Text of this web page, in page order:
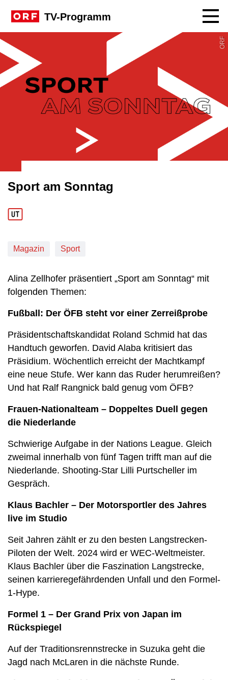
TV-Programm
ORF
Sport am Sonntag
Magazin Sport
Alina Zellhofer präsentiert „Sport am Sonntag“ mit
folgenden Themen:
Fußball: Der ÖFB steht vor einer Zerreißprobe
Präsidentschaftskandidat Roland Schmid hat das
Handtuch geworfen. David Alaba kritisiert das
Präsidium. Wöchentlich erreicht der Machtkampf
eine neue Stufe. Wer kann das Ruder herumreißen?
Und hat Ralf Rangnick bald genug vom ÖFB?
Frauen-Nationalteam – Doppeltes Duell gegen
die Niederlande
Schwierige Aufgabe in der Nations League. Gleich
zweimal innerhalb von fünf Tagen trifft man auf die
Niederlande. Shooting-Star Lilli Purtscheller im
Gespräch.
Klaus Bachler – Der Motorsportler des Jahres
live im Studio
Seit Jahren zählt er zu den besten Langstrecken-
Piloten der Welt. 2024 wird er WEC-Weltmeister.
Klaus Bachler über die Faszination Langstrecke,
seinen karrieregefährdenden Unfall und den Formel-
1-Hype.
Formel 1 – Der Grand Prix von Japan im
Rückspiegel
Auf der Traditionsrennstrecke in Suzuka geht die
Jagd nach McLaren in die nächste Runde.